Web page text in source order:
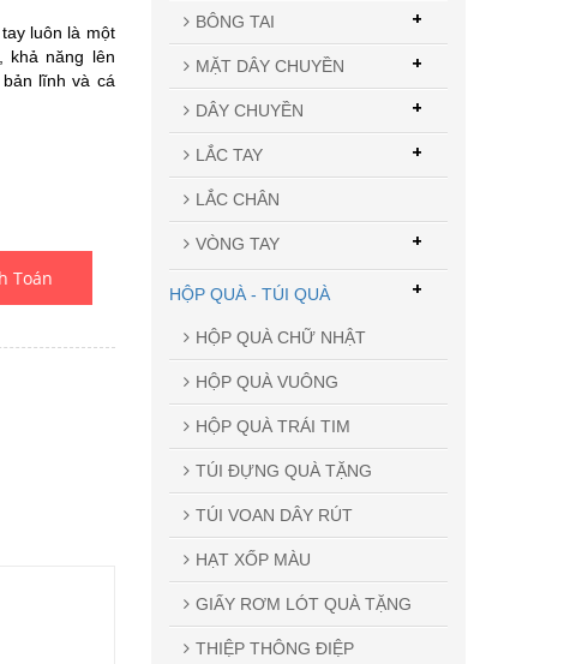
luôn là một
khả năng lên
lĩnh và cá
Toán
BÔNG TAI +
MẶT DÂY CHUYỀN +
DÂY CHUYỀN +
LẮC TAY +
LẮC CHÂN
VÒNG TAY +
HỘP QUÀ - TÚI QUÀ
HỘP QUÀ CHỮ NHẬT
HỘP QUÀ VUÔNG
HỘP QUÀ TRÁI TIM
TÚI ĐỰNG QUÀ TẶNG
TÚI VOAN DÂY RÚT
HẠT XỐP MÀU
GIẤY RƠM LÓT QUÀ TẶNG
THIỆP THÔNG ĐIỆP
+